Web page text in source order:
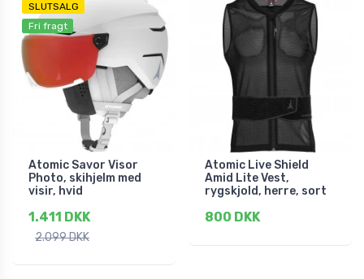
SLUTSALG
Fri fragt
Atomic Savor Visor
Photo, skihjelm med
visir, hvid
1.411 DKK
2.099 DKK
Atomic Live Shield
Amid Lite Vest,
rygskjold, herre, sort
800 DKK